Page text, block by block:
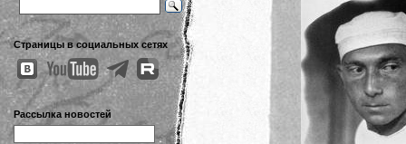
Страницы в социальных сетях
Рассылка новостей